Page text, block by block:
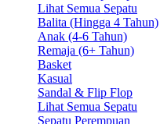
Lihat Semua Sepatu
Balita (Hingga 4 Tahun)
Anak (4-6 Tahun)
Remaja (6+ Tahun)
Basket
Kasual
Sandal & Flip Flop
Lihat Semua Sepatu
Sepatu Perempuan